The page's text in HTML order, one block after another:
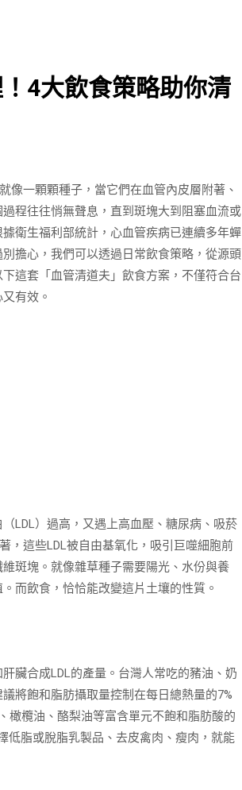
4大飲食策略助你清
像一顆顆種子，當它們在血管內皮層附著、
程往往悄無聲息，直到斑塊大到阻塞血流或
衛生福利部統計，心血管疾病已連續多年蟬
擔心，我們可以透過日常飲食策略，從源頭
這套「血管清道夫」飲食方案，不僅符合台
有效。
LDL）過高，又遇上高血壓、糖尿病、吸菸
，這些LDL被自由基氧化，吸引巨噬細胞前
斑塊。就像雜草種子需要陽光、水份與養
而飲食，恰恰能改變這片土壤的性質。
臟合成LDL的產量。台灣人常吃的豬油、奶
將飽和脂肪攝取量控制在每日總熱量的7%
橄欖油、酪梨油等富含單元不飽和脂肪酸的
低脂或脫脂乳製品、去皮禽肉、瘦肉，就能